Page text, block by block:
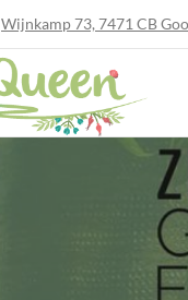
Wijnkamp 73, 7471 CB